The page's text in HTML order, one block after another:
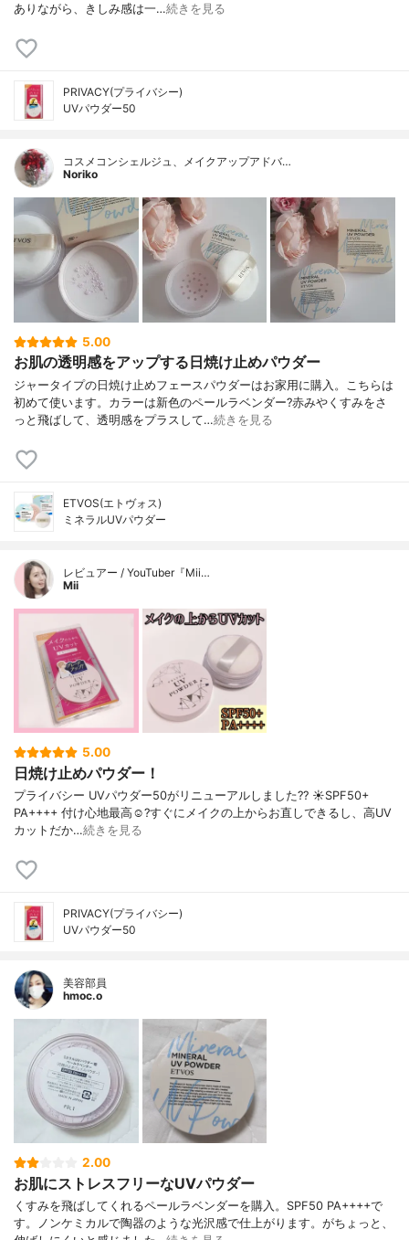
ありながら、きしみ感は一…続きを見る
PRIVACY(プライバシー)
UVパウダー50
コスメコンシェルジュ、メイクアップアドバ…
Noriko
5.00
お肌の透明感をアップする日焼け止めパウダー
ジャータイプの日焼け止めフェースパウダーはお家用に購入。こちらは
初めて使います。カラーは新色のペールラベンダー?赤みやくすみをさ
っと飛ばして、透明感をプラスして…続きを見る
ETVOS(エトヴォス)
ミネラルUVパウダー
レビュアー / YouTuber『Mii…
Mii
5.00
日焼け止めパウダー！
プライバシー UVパウダー50がリニューアルしました?? ☀️SPF50+
PA++++ 付け心地最高☺️?すぐにメイクの上からお直しできるし、高UV
カットだか…続きを見る
PRIVACY(プライバシー)
UVパウダー50
美容部員
hmoc.o
2.00
お肌にストレスフリーなUVパウダー
くすみを飛ばしてくれるペールラベンダーを購入。SPF50 PA++++で
す。ノンケミカルで陶器のような光沢感で仕上がります。がちょっと、